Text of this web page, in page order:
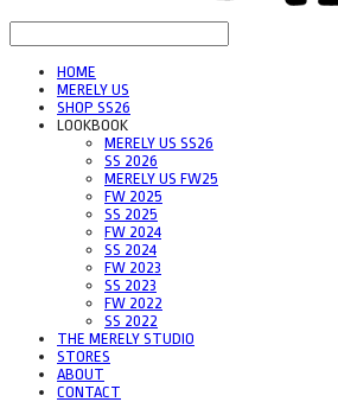
HOME
MERELY US
SHOP SS26
LOOKBOOK
MERELY US SS26
SS 2026
MERELY US FW25
FW 2025
SS 2025
FW 2024
SS 2024
FW 2023
SS 2023
FW 2022
SS 2022
THE MERELY STUDIO
STORES
ABOUT
CONTACT